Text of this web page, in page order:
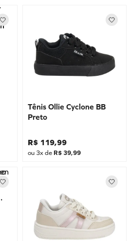
Tênis Ollie Cyclone BB
Preto
R$ 119,99
ou 3x de R$ 39,99